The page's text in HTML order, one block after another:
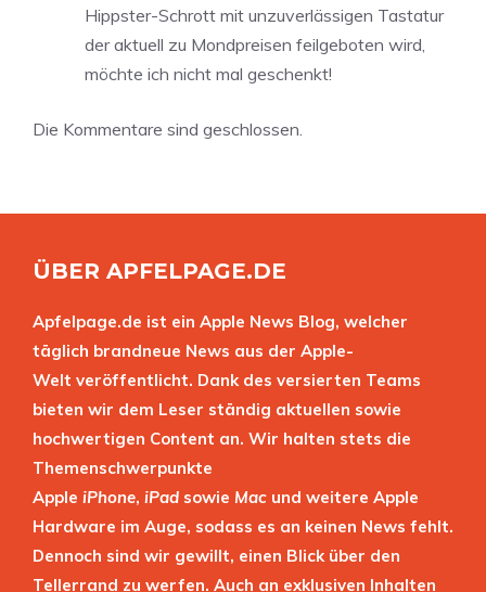
Hippster-Schrott mit unzuverlässigen Tastatur
der aktuell zu Mondpreisen feilgeboten wird,
möchte ich nicht mal geschenkt!
Die Kommentare sind geschlossen.
ÜBER APFELPAGE.DE
Apfelpage.de ist ein Apple News Blog, welcher
täglich brandneue News aus der Apple-
Welt veröffentlicht. Dank des versierten Teams
bieten wir dem Leser ständig aktuellen sowie
hochwertigen Content an. Wir halten stets die
Themenschwerpunkte
Apple iPhone, iPad sowie Mac und weitere Apple
Hardware im Auge, sodass es an keinen News fehlt.
Dennoch sind wir gewillt, einen Blick über den
Tellerrand zu werfen. Auch an exklusiven Inhalten